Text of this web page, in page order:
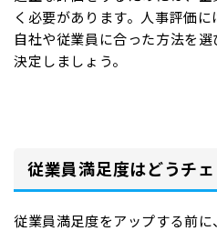
く必要があります。人事評価に
自社や従業員に合った方法を選
決定しましょう。
従業員満足度はどうチ
従業員満足度をアップする前